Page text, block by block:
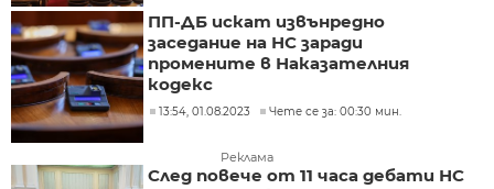
ПП-ДБ искат извънредно
заседание на НС заради
промените в Наказателния
кодекс
13:54, 01.08.2023 Чете се за: 00:30 мин.
Реклама
След повече от 11 часа дебати НС